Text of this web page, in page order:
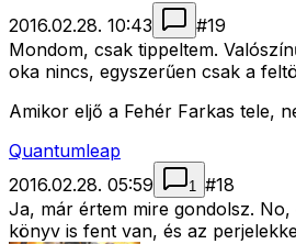
2016.02.28. 10:43 #19
Mondom, csak tippeltem.
oka nincs, egyszerűen csak a
Amikor eljő a Fehér Farkas tele,
Quantumleap
2016.02.28. 05:59
1 #18
Ja, már értem mire gondolsz.
könyv is fent van, és az